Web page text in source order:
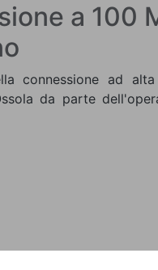
a 100
connessione ad
da parte